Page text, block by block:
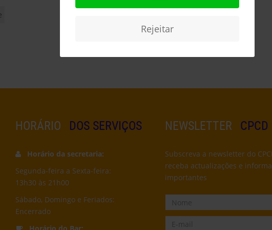
HORÁRIO DOS SERVIÇOS
Horário da secretaria:
Segunda-feira a Sexta-feira:
13h30 às 21h00
Sábado, Domingo e Feriados:
Encerrado
Horário do Bar:
NEWSLETTER CPCD
Subscreva a newsletter do
receba actualizações e
importantes
Rejeitar